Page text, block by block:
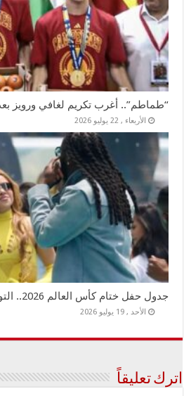
“طماطم”.. أغرب تكريم لغافي ورويز
الأربعاء , 22 يوليو 2026
جدول حفل ختام كأس العالم 2026.. التوقيت، الفنانون، والعروض
الأحد , 19 يوليو 2026
اترك تعليقاً